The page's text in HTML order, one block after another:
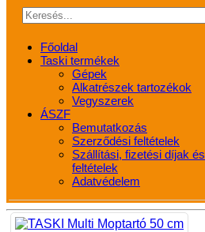
Főoldal
Taski termékek
Gépek
Alkatrészek tartozékok
Vegyszerek
ÁSZF
Bemutatkozás
Szerződési feltételek
Szállítási, fizetési díjak és
feltételek
Adatvédelem